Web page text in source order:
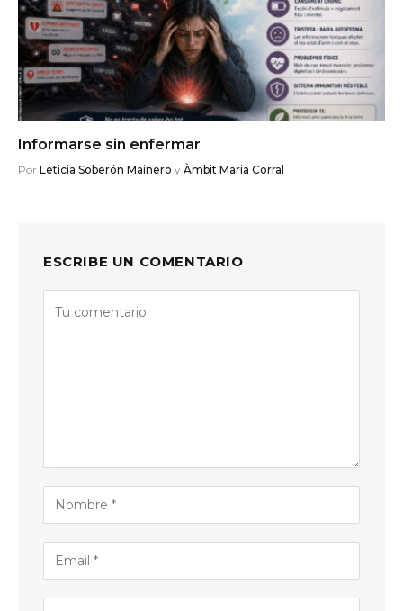
Informarse sin enfermar
Por Leticia Soberón Mainero y Àmbit Maria Corral
ESCRIBE UN COMENTARIO